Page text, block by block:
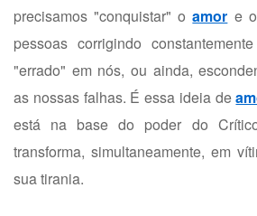
precisamos "conquistar" oamor e
pessoas corrigindo
"errado" em nós, ou ainda,
as nossas falhas. É essa ideia de
está na base do poder do
transforma, simultaneamente, em
sua tirania.